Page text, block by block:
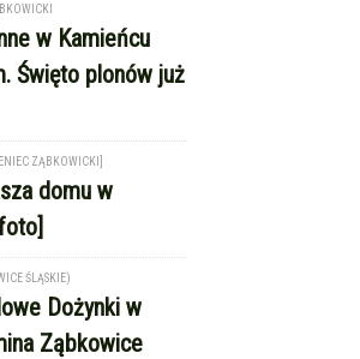
w Kamieńcu
Święto plonów już
ZĄBKOWICKI]
domu w
ŚLĄSKIE)
Dożynki w
Ząbkowice